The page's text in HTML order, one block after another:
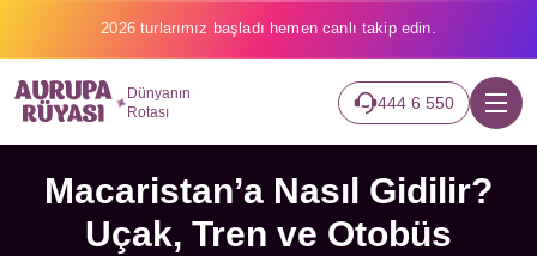
2026 turlarımız başladı hemen canlı takip edin.
Dünyanın
Rotası
444 6 550
Macaristan’a Nasıl Gidilir?
Uçak, Tren ve Otobüs